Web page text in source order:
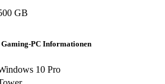
GB
PC Informationen
10 Pro